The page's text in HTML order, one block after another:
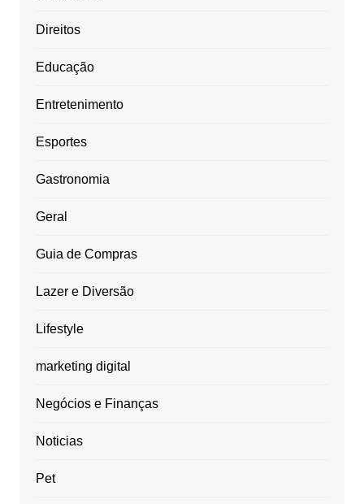
Direitos
Educação
Entretenimento
Esportes
Gastronomia
Geral
Guia de Compras
Lazer e Diversão
Lifestyle
marketing digital
Negócios e Finanças
Noticias
Pet